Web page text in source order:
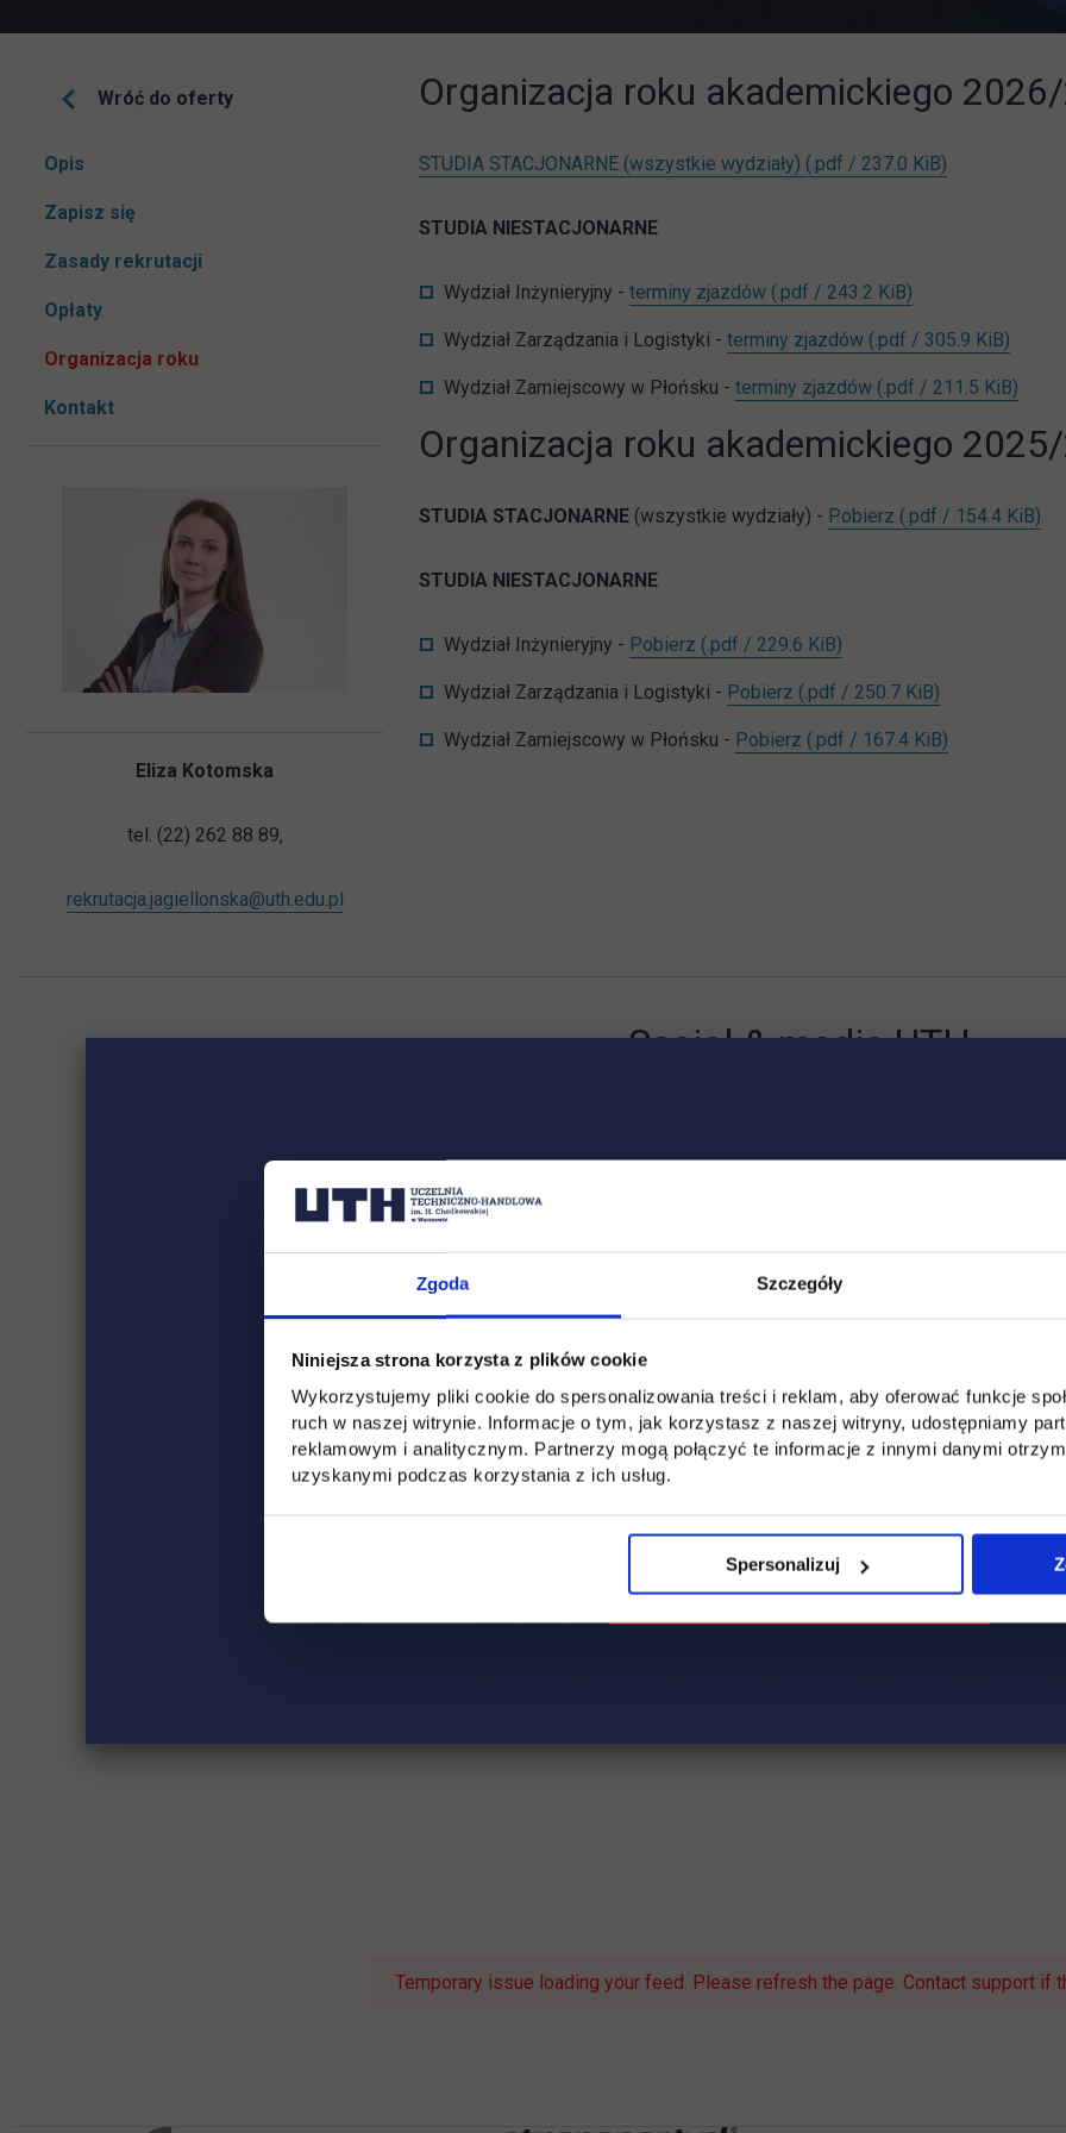
Zgoda Szczegóły
Niniejsza strona korzysta z plików cookie
Wykorzystujemy pliki cookie do spersonalizowania treści i reklam, aby oferować funkcje
ruch w naszej witrynie. Informacje o tym, jak korzystasz z naszej witryny, udostępniamy
reklamowym i analitycznym. Partnerzy mogą połączyć te informacje z innymi danymi
uzyskanymi podczas korzystania z ich usług.
Spersonalizuj
Wróć do oferty
Pomiń
Opis
Zapisz się
Zasady rekrutacji
Opłaty
Organizacja roku
Kontakt
Eliza Kotomska
tel. (22) 262 88 89,
rekrutacja.jagiellonska@uth.edu.pl
Organizacja roku akademickiego
STUDIA STACJONARNE (wszystkie wydziały) (.pdf / 237.0 KiB)
STUDIA NIESTACJONARNE
Wydział Inżynieryjny - terminy zjazdów (.pdf / 243.2 KiB)
Wydział Zarządzania i Logistyki - terminy zjazdów (.pdf / 305.9 KiB)
Wydział Zamiejscowy w Płońsku - terminy zjazdów (.pdf / 211.5 KiB)
Organizacja roku akademickiego
STUDIA STACJONARNE (wszystkie wydziały) - Pobierz (.pdf / 154.4 KiB)
STUDIA NIESTACJONARNE
Wydział Inżynieryjny - Pobierz NST_WI_org_roku_2025_2026.pdf
(.pdf / 229.6 KiB)
Wydział Zarządzania i Logistyki - Pobierz (.pdf / 250.7 KiB)
Wydział Zamiejscowy w Płońsku - Pobierz (.pdf / 167.4 KiB)
Social & media UTH
Temporary issue loading your feed. Please refresh the page. Contact support if